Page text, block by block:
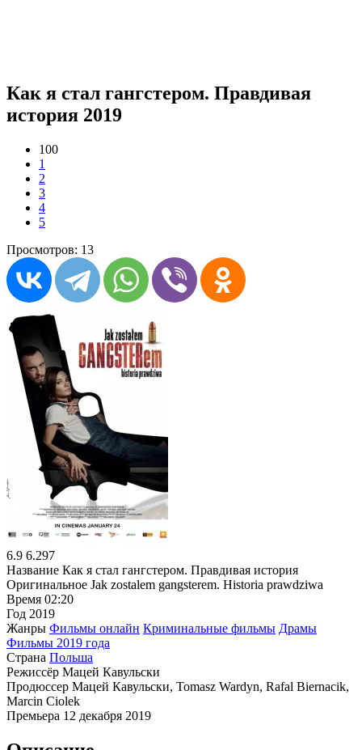
Как я стал гангстером. Правдивая
история 2019
100
1
2
3
4
5
Просмотров: 13
6.9 6.297
Название Как я стал гангстером. Правдивая история
Оригинальное Jak zostalem gangsterem. Historia prawdziwa
Время 02:20
Год 2019
Жанры Фильмы онлайн Криминальные фильмы Драмы
Фильмы 2019 года
Страна Польша
Режиссёр Мацей Кавульски
Продюссер Мацей Кавульски, Tomasz Wardyn, Rafal Biernacik,
Marcin Ciolek
Премьера 12 декабря 2019